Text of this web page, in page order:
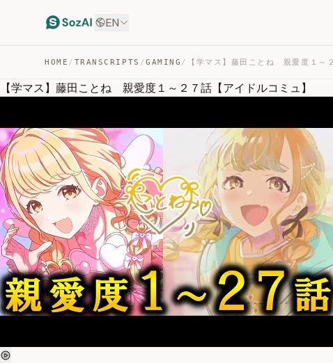
EN
HOME / TRANSCRIPTS /GAMING /
【学マス】藤田ことね 親愛度１～２７話【アイドルコミュ】